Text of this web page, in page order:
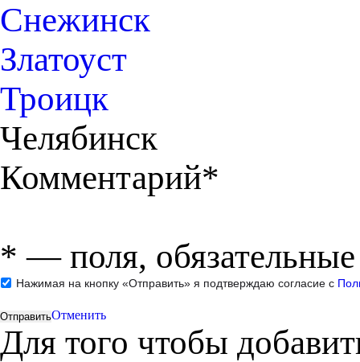
Снежинск
Златоуст
Троицк
Челябинск
Комментарий*
* — поля,
Нажимая на кнопку «Отправить» я подтверждаю согласие с
Отменить
Для того чтобы